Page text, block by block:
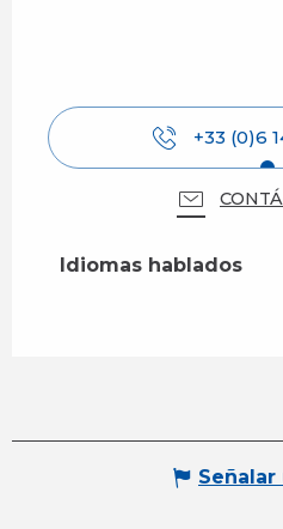
+33 (0)6
Idiomas hablados
Idiomas hablados